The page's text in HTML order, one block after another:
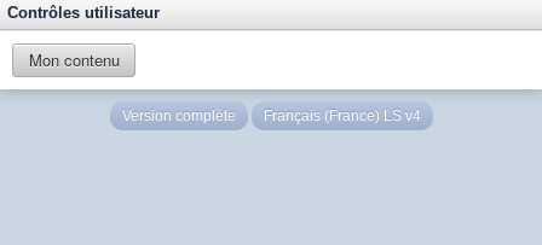
Contrôles utilisateur
Mon contenu
Version complète Français (France) LS v4